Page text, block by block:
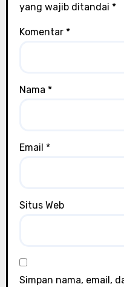
yang wajib ditandai *
Komentar *
Nama *
Email *
Situs Web
Simpan nama, email,